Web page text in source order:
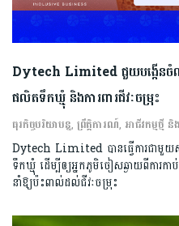
Dytech Limited ជួយបង្កើន
ផលិតទឹកឃ្មុំ និងការពារជីវៈចម្រុះ
ធុរកិច្ចបរិយាបន្ន, ព្រឹត្តិការណ៍, អាជីវកម្មថ្មី និ
Dytech Limited បានធ្វើការជាមួ
ទឹកឃ្មុំ ដើម្បីឲ្យអ្នកភូមិចៀសឆ្ងាយពីការ
នាំឱ្យប៉ះពាល់ដល់ជីវៈចម្រុះ